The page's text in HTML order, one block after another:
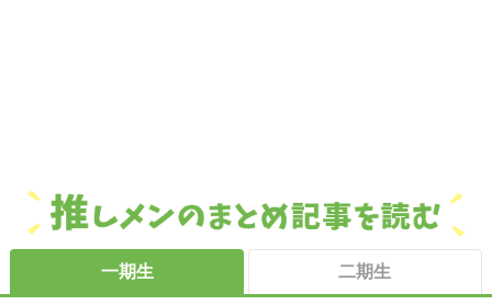
一期生 二期生